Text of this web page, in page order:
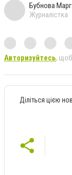
Бубнова
Журналістка
Авторизуйтесь,
Діліться цією